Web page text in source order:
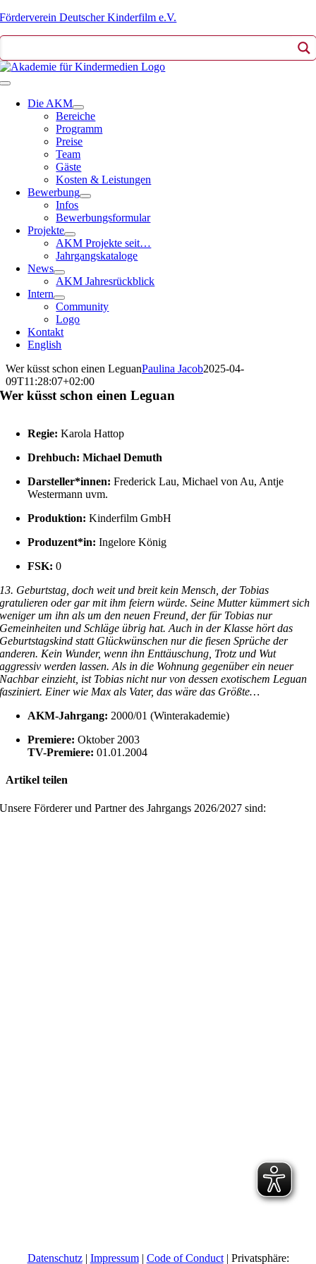
Zum
Förderverein Deutscher Kinderfilm e.V.
Toggle
NavigationDie AKM
Bereiche
Programm
Preise
Team
Gäste
Kosten & Leistungen
Bewerbung
Infos
Bewerbungsformular
Projekte
AKM Projekte seit…
Jahrgangskataloge
News
AKM Jahresrückblick
Intern
Community
Logo
Kontakt
English
Wer küsst schon einen LeguanPaulina Jacob2025-04-
09T11:28:07+02:00
Wer küsst schon einen Leguan
Regie: Karola Hattop
Drehbuch: Michael Demuth
Darsteller*innen:Frederick Lau, Michael von Au, Antje
Westermann uvm.
Produktion:Kinderfilm GmbH
Produzent*in:Ingelore König
FSK: 0
13. Geburtstag, doch weit und breit kein Mensch, der Tobias
gratulieren oder gar mit ihm feiern würde. Seine Mutter kümmert sich
weniger um ihn als um den neuen Freund, der für Tobias nur
Gemeinheiten und Schläge übrig hat. Auch in der Klasse hört das
Geburtstagskind statt Glückwünschen nur die fiesen Sprüche der
anderen. Kein Wunder, wenn ihn Enttäuschung, Trotz und Wut
aggressiv werden lassen. Als in die Wohnung gegenüber ein neuer
Nachbar einzieht, ist Tobias nicht nur von dessen exotischem Leguan
fasziniert. Einer wie Max als Vater, das wäre das Größte…
AKM-Jahrgang: 2000/01 (Winterakademie)
Premiere: Oktober 2003
TV-Premiere: 01.01.2004
Artikel teilen
Facebook
X
Reddit
LinkedIn
WhatsApp
Pinterest
Vk
E-
Unsere Förderer und Partner des Jahrgangs 2026/2027 sind:
Datenschutz| Impressum| Code of Conduct| Privatsphäre: